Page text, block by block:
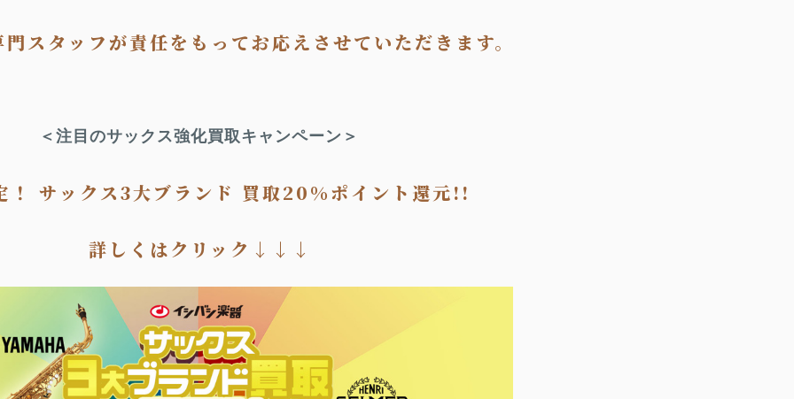
スタッフが責任をもってお応えさせていただきます。
＜注目のサックス強化買取キャンペーン＞
！ サックス3大ブランド 買取20%ポイント還元!!
詳しくはクリック↓↓↓